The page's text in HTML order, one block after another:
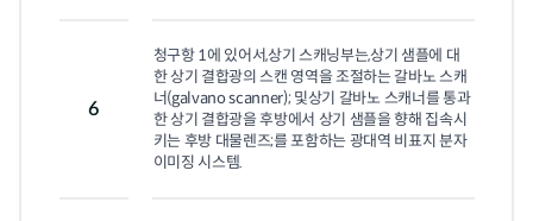
6
청구항 1에 있어서,상기 스캐닝부는,상기 샘플에 대
한 상기 결합광의 스캔 영역을 조절하는 갈바노 스캐
너(galvano scanner); 및상기 갈바노 스캐너를 통과
한 상기 결합광을 후방에서 상기 샘플을 향해 집속시
키는 후방 대물렌즈;를 포함하는 광대역 비표지 분자
이미징 시스템.